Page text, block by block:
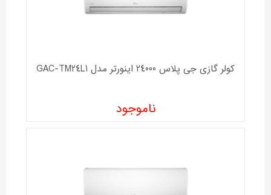
کولر گازی جی پلاس 24000 اینورتر مدل GAC-TM24L1
ناموجود